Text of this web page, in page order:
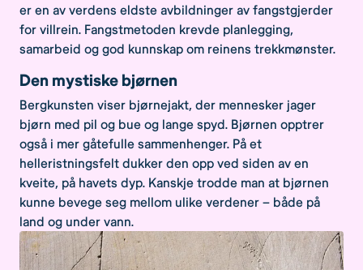
er en av verdens eldste avbildninger av fangstgjerder
for villrein. Fangstmetoden krevde planlegging,
samarbeid og god kunnskap om reinens trekkmønster.
Den mystiske bjørnen
Bergkunsten viser bjørnejakt, der mennesker jager
bjørn med pil og bue og lange spyd. Bjørnen opptrer
også i mer gåtefulle sammenhenger. På et
helleristningsfelt dukker den opp ved siden av en
kveite, på havets dyp. Kanskje trodde man at bjørnen
kunne bevege seg mellom ulike verdener – både på
land og under vann.